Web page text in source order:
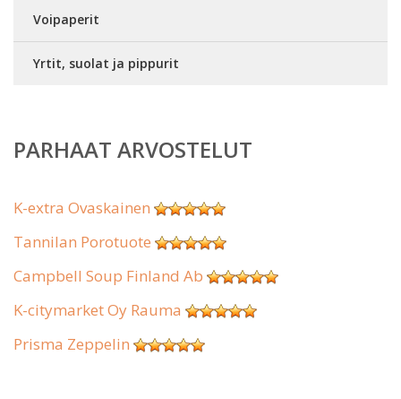
Voipaperit
Yrtit, suolat ja pippurit
PARHAAT ARVOSTELUT
K-extra Ovaskainen
Tannilan Porotuote
Campbell Soup Finland Ab
K-citymarket Oy Rauma
Prisma Zeppelin